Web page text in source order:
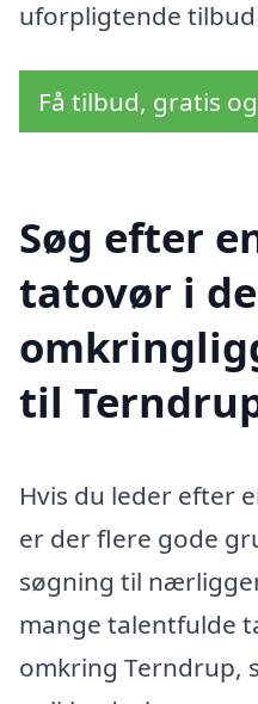
uforpligtende
Få tilbud, gratis
Søg efter
tatovør i de
til
Hvis du leder efter
er der flere gode
søgning til
mange talentfulde
omkring Terndrup,